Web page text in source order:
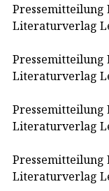
Pressemitteilung
Literaturverlag
Pressemitteilung
Literaturverlag
Pressemitteilung
Literaturverlag
Pressemitteilung
Literaturverlag